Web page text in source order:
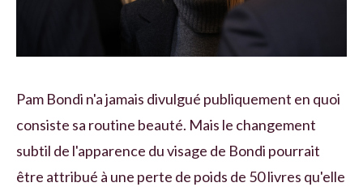
Pam Bondi n'a jamais divulgué publiquement en quoi
consiste sa routine beauté. Mais le changement
subtil de l'apparence du visage de Bondi pourrait
être attribué à une perte de poids de 50 livres qu'elle